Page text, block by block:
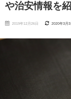
や治安情報を
2019年12月26日 2020年3月3